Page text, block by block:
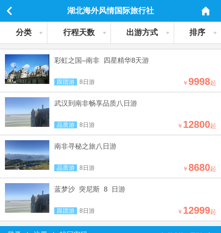
湖北海外风情国际旅行社
分类 行程天数 出游方式 排序
彩虹之国—南非 四星精华8天游
跟团游 8日游 ￥ 9998起
武汉到南非畅享品质八日游
品质游 8日游 ￥ 12800起
南非寻秘之旅八日游
品质游 8日游 ￥ 8680起
蓝梦沙 突尼斯 8 日游
跟团游 8日游 ￥ 12999起